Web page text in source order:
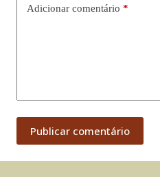
Adicionar comentário *
Publicar comentário